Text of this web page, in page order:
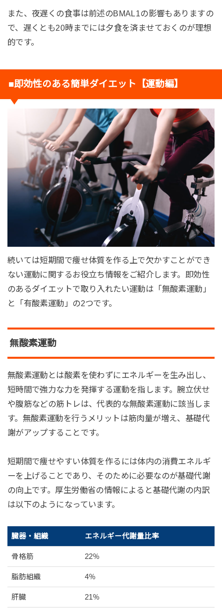
また、夜遅くの食事は前述のBMAL1の影響もありますの
で、遅くとも20時までには夕食を済ませておくのが理想
的です。
■即効性のある簡単ダイエット【運動編】
続いては短期間で痩せ体質を作る上で欠かすことができ
ない運動に関するお役立ち情報をご紹介します。即効性
のあるダイエットで取り入れたい運動は「無酸素運動」
と「有酸素運動」の2つです。
無酸素運動
無酸素運動とは酸素を使わずにエネルギーを生み出し、
短時間で強力な力を発揮する運動を指します。腕立伏せ
や腹筋などの筋トレは、代表的な無酸素運動に該当しま
す。無酸素運動を行うメリットは筋肉量が増え、基礎代
謝がアップすることです。
短期間で痩せやすい体質を作るには体内の消費エネルギ
ーを上げることであり、そのために必要なのが基礎代謝
の向上です。厚生労働省の情報によると基礎代謝の内訳
は以下のようになっています。
臓器・組織 エネルギー代謝量比率
骨格筋 22％
脂肪組織 4％
肝臓 21％